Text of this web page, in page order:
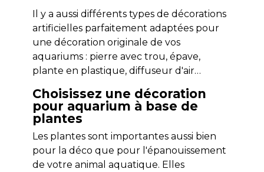
Il y a aussi différents types de décorations
artificielles parfaitement adaptées pour
une décoration originale de vos
aquariums : pierre avec trou, épave,
plante en plastique, diffuseur d'air…
Choisissez une décoration
pour aquarium à base de
plantes
Les plantes sont importantes aussi bien
pour la déco que pour l'épanouissement
de votre animal aquatique. Elles